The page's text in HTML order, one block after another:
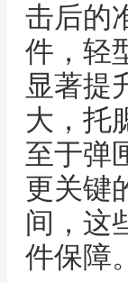
击后的
件，轻
显著提
大，托
至于弹
更关键
间，这
件保障。